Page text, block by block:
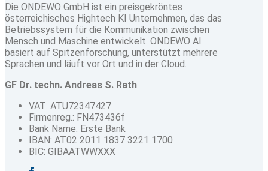
Die ONDEWO GmbH ist ein preisgekröntes
österreichisches Hightech KI Unternehmen, das das
Betriebssystem für die Kommunikation zwischen
Mensch und Maschine entwickelt. ONDEWO AI
basiert auf Spitzenforschung, unterstützt mehrere
Sprachen und läuft vor Ort und in der Cloud.
GF Dr. techn. Andreas S. Rath
VAT: ATU72347427
Firmenreg.: FN473436f
Bank Name: Erste Bank
IBAN: AT02 2011 1837 3221 1700
BIC: GIBAATWWXXX